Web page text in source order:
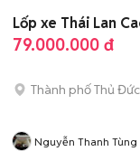
Lốp xe Thái Lan
79.000.000 đ
Thành phố Thủ Đức
Nguyễn Thanh Tùng